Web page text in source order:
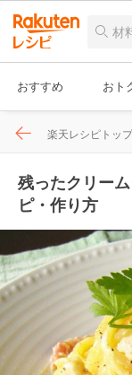
おすすめ おト
楽天レシピトップ
残ったクリー
ピ・作り方